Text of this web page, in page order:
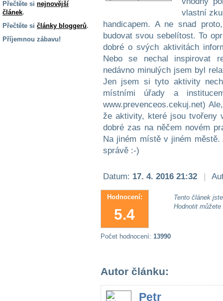
Přečtěte si nejnovější
článek.
Přečtěte si články bloggerů.
Příjemnou zábavu!
vlastní
handicapem. A ne snad
budovat svou sebelítost. To
dobré o svých aktivitách
Nebo se nechal inspirovat
nedávno minulých jsem byl
Jen jsem si tyto aktivity
místními úřady a
www.prevenceos.cekuj.net)
že aktivity, které jsou tvořeny
dobré zas na něčem novém
Na jiném místě v jiném
správě :-)
Datum: 17. 4. 2016 21:32 |
Hodnocení:
5.4
Tento článek
Hodnotit
Počet hodnocení: 13990
Autor článku:
Petr